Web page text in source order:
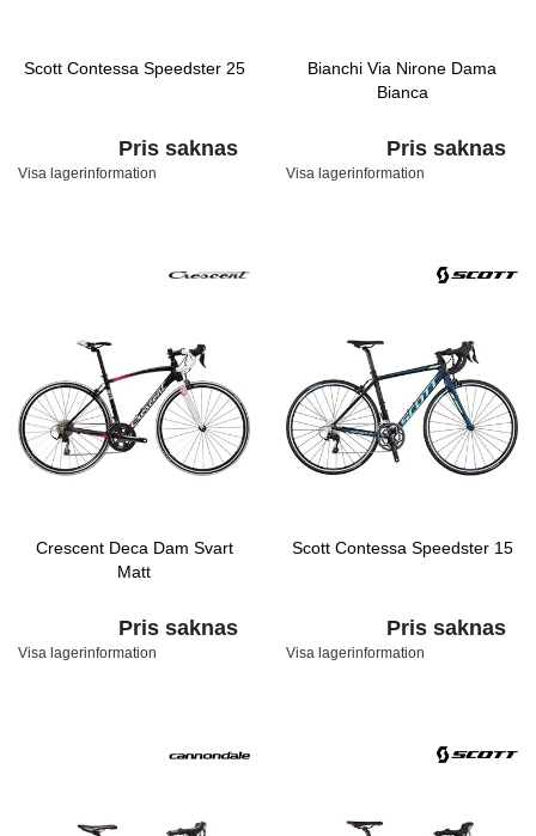
Scott Contessa Speedster 25
Pris saknas
Visa lagerinformation
Bianchi Via Nirone Dama
Bianca
Pris saknas
Visa lagerinformation
Crescent Deca Dam Svart
Matt
Pris saknas
Visa lagerinformation
Scott Contessa Speedster 15
Pris saknas
Visa lagerinformation